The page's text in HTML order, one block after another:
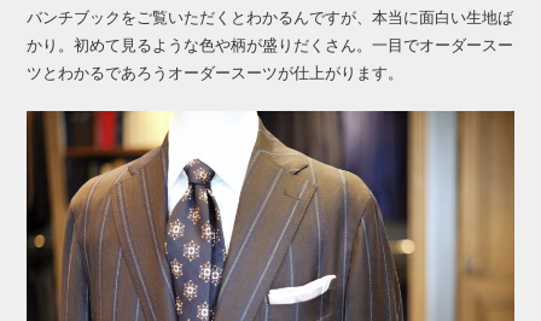
バンチブックをご覧いただくとわかるんですが、本当に面白い生地ば
かり。初めて見るような色や柄が盛りだくさん。一目でオーダースー
ツとわかるであろうオーダースーツが仕上がります。